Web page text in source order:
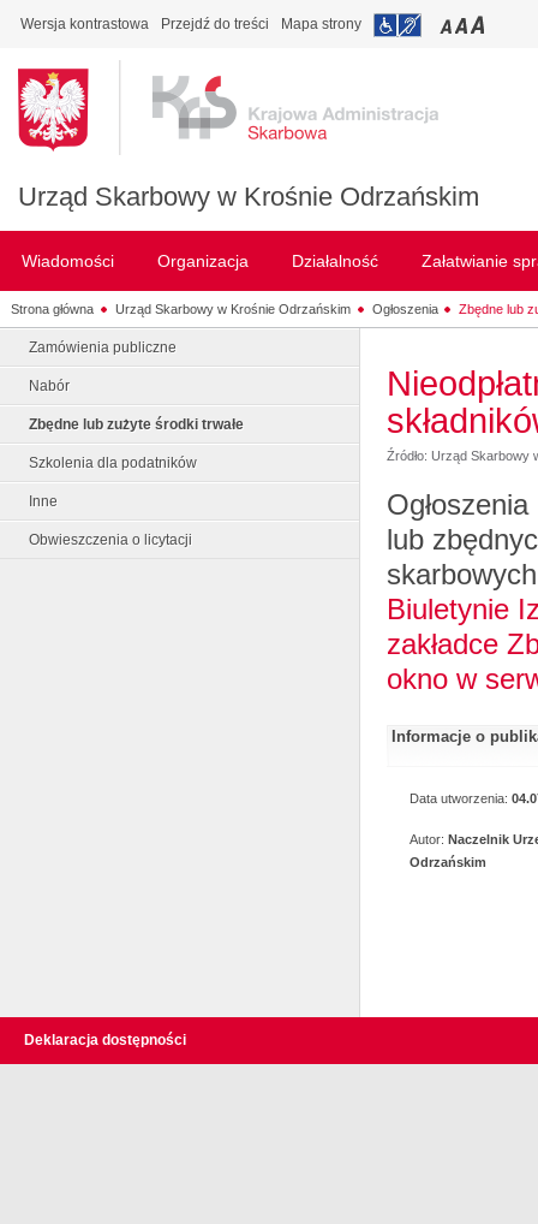
Wersja kontrastowa Przejdź do treści Mapa strony
Urząd Skarbowy w Krośnie Odrzańskim
Wiadomości Organizacja Działalność Załatwianie
Strona główna Urząd Skarbowy w Krośnie Odrzańskim Ogłoszenia Zbędne lub
Zamówienia publiczne
Nabór
Zbędne lub zużyte środki trwałe
Szkolenia dla podatników
Inne
Obwieszczenia o licytacji
Źródło: Urząd Skarbowy
lub
Biuletynie
zakładce
okno w
Informacje o
Data utworzenia:
Autor: Naczelnik
Odrzańskim
Deklaracja dostępności